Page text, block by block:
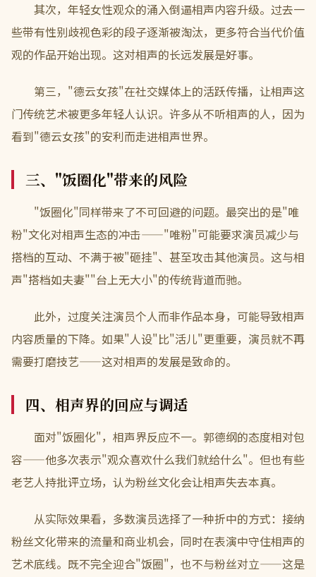
其次，年轻女性观众的涌入倒逼相声内容升级。过去一
些带有性别歧视色彩的段子逐渐被淘汰，更多符合当代价值
观的作品开始出现。这对相声的长远发展是好事。
第三，"德云女孩"在社交媒体上的活跃传播，让相声这
门传统艺术被更多年轻人认识。许多从不听相声的人，因为
看到"德云女孩"的安利而走进相声世界。
三、"饭圈化"带来的风险
"饭圈化"同样带来了不可回避的问题。最突出的是"唯
粉"文化对相声生态的冲击——"唯粉"可能要求演员减少与
搭档的互动、不满于被"砸挂"、甚至攻击其他演员。这与相
声"搭档如夫妻""台上无大小"的传统背道而驰。
此外，过度关注演员个人而非作品本身，可能导致相声
内容质量的下降。如果"人设"比"活儿"更重要，演员就不再
需要打磨技艺——这对相声的发展是致命的。
四、相声界的回应与调适
面对"饭圈化"，相声界反应不一。郭德纲的态度相对包
容——他多次表示"观众喜欢什么我们就给什么"。但也有些
老艺人持批评立场，认为粉丝文化会让相声失去本真。
从实际效果看，多数演员选择了一种折中的方式：接纳
粉丝文化带来的流量和商业机会，同时在表演中守住相声的
艺术底线。既不完全迎合"饭圈"，也不与粉丝对立——这是